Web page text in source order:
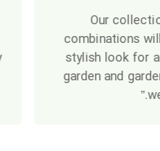
“Our
combinations
stylish look for
garden and